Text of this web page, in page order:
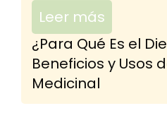
Leer más
¿Para Qué Es el
Beneficios y Usos
Medicinal